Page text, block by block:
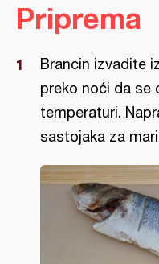
Priprema
Brancin izvadite
preko noći da se
temperaturi.
sastojaka za